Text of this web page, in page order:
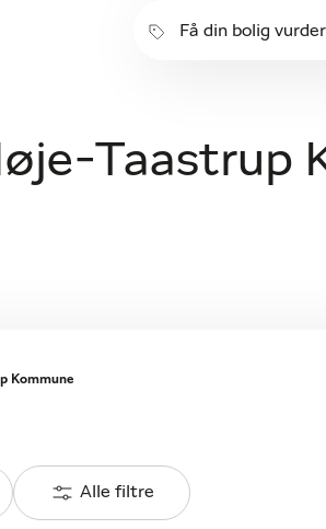
Få din bolig
Taastrup
Kommune
Alle filtre